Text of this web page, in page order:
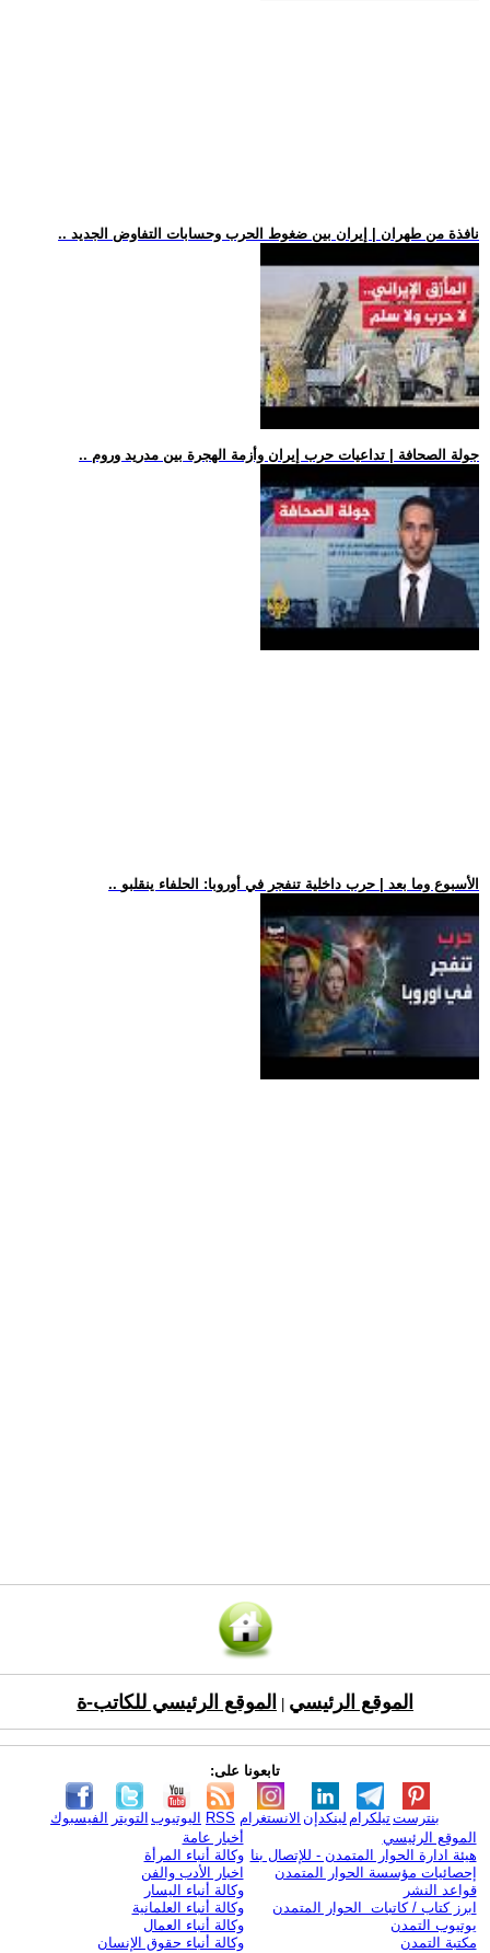
.. نافذة من طهران | إيران بين ضغوط الحرب وحسابات التفاوض الجديد
.. جولة الصحافة | تداعيات حرب إيران وأزمة الهجرة بين مدريد وروم
.. الأسبوع وما بعد | حرب داخلية تنفجر في أوروبا: الحلفاء ينقلبو
الموقع الرئيسي الموقع الرئيسي للكاتب-ة
تابعونا على:
الفيسبوك التويتر اليوتيوب RSS الانستغرام لينكدإن تيلكرامبنترست
الموقع الرئيسي
هيئة ادارة الحوار المتمدن - للإتصال بنا
إحصائيات مؤسسة الحوار المتمدن
قواعد النشر
ابرز كتاب / كاتبات الحوار المتمدن
يوتيوب التمدن
مكتبة التمدن
أخبار عامة
وكالة أنباء المرأة
اخبار الأدب والفن
وكالة أنباء اليسار
وكالة أنباء العلمانية
وكالة أنباء العمال
وكالة أنباء حقوق الإنسان